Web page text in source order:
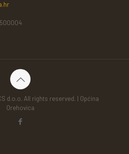
d.o.o. All rights reserved. | Općina
Orehovica